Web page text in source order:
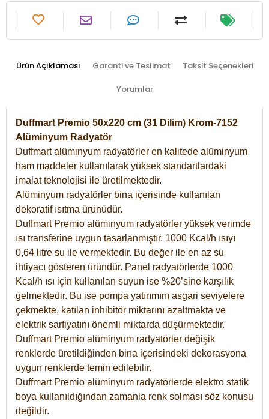
Ürün Açıklaması Garanti ve Teslimat Taksit Seçenekleri
Yorumlar
Duffmart Premio 50x220 cm (31 Dilim) Krom-7152
Alüminyum Radyatör
Duffmart alüminyum radyatörler en kalitede alüminyum
ham maddeler kullanılarak yüksek standartlardaki
imalat teknolojisi ile üretilmektedir.
Alüminyum radyatörler bina içerisinde kullanılan
dekoratif ısıtma ürünüdür.
Duffmart Premio alüminyum radyatörler yüksek verimde
ısı transferine uygun tasarlanmıştır. 1000 Kcal/h ısıyı
0,64 litre su ile vermektedir. Bu değer ile en az su
ihtiyacı gösteren üründür. Panel radyatörlerde 1000
Kcal/h ısı için kullanılan suyun ise %20’sine karşılık
gelmektedir. Bu ise pompa yatırımını asgari seviyelere
çekmekte, katılan inhibitör miktarını azaltmakta ve
elektrik sarfiyatını önemli miktarda düşürmektedir.
Duffmart Premio alüminyum radyatörler değişik
renklerde üretildiğinden bina içerisindeki dekorasyona
uygun renklerde temin edilebilir.
Duffmart Premio alüminyum radyatörlerde elektro statik
boya kullanıldığından zamanla renk solması söz konusu
değildir.